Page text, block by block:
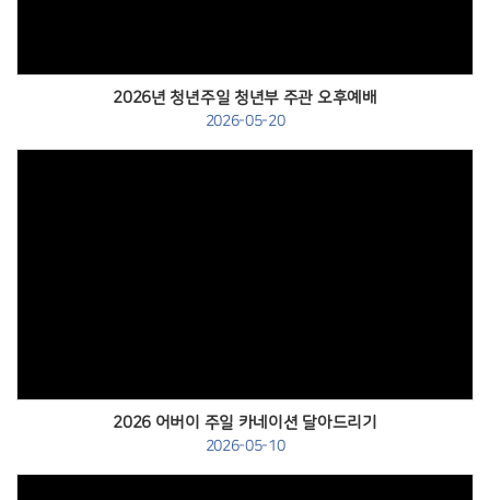
2026년 청년주일 청년부 주관 오후예배
2026-05-20
2026 어버이 주일 카네이션 달아드리기
2026-05-10